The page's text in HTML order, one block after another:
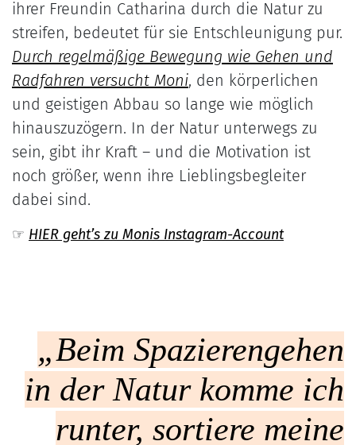
ihrer Freundin Catharina durch die Natur zu
streifen, bedeutet für sie Entschleunigung pur.
Durch regelmäßige Bewegung wie Gehen und
Radfahren versucht Moni, den körperlichen
und geistigen Abbau so lange wie möglich
hinauszuzögern. In der Natur unterwegs zu
sein, gibt ihr Kraft – und die Motivation ist
noch größer, wenn ihre Lieblingsbegleiter
dabei sind.
☞ HIER geht’s zu Monis Instagram-Account
„Beim Spazierengehen
in der Natur komme ich
runter, sortiere meine